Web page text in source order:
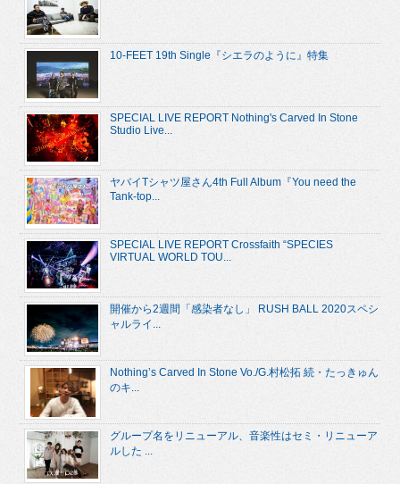
10-FEET 19th Single『シエラのように』特集
SPECIAL LIVE REPORT Nothing's Carved In Stone
Studio Live...
ヤバイTシャツ屋さん4th Full Album『You need the
Tank-top...
SPECIAL LIVE REPORT Crossfaith “SPECIES
VIRTUAL WORLD TOU...
開催から2週間「感染者なし」 RUSH BALL 2020スペシ
ャルライ...
Nothing’s Carved In Stone Vo./G.村松拓 続・たっきゅん
のキ...
グループ名をリニューアル、音楽性はセミ・リニューア
ルした ...